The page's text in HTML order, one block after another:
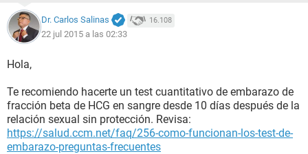
Dr. Carlos Salinas 16.108
22 jul 2015 a las 02:33
Hola,
Te recomiendo hacerte un test cuantitativo de embarazo de
fracción beta de HCG en sangre desde 10 días después de la
relación sexual sin protección. Revisa:
https://salud.ccm.net/faq/256-como-funcionan-los-test-de-
embarazo-preguntas-frecuentes